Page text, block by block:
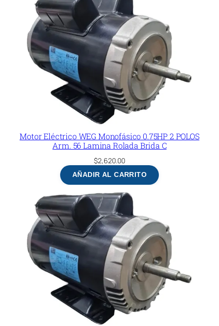
Motor Eléctrico WEG Monofásico 0.75HP 2 POLOS
Arm. 56 Lamina Rolada Brida C
$2,620.00
AÑADIR AL CARRITO